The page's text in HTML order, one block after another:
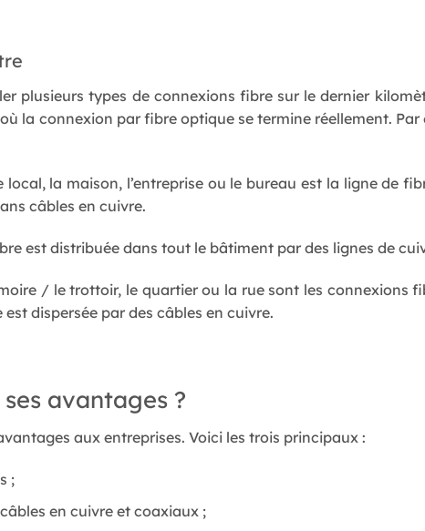
plusieurs types de connexions fibre sur le dernier
la connexion par fibre optique se termine réellement. Par
local, la maison, l’entreprise ou le bureau est la ligne de
câbles en cuivre.
est distribuée dans tout le bâtiment par des lignes de
/ le trottoir, le quartier ou la rue sont les connexions
dispersée par des câbles en cuivre.
avantages ?
aux entreprises. Voici les trois principaux :
;
en cuivre et coaxiaux ;